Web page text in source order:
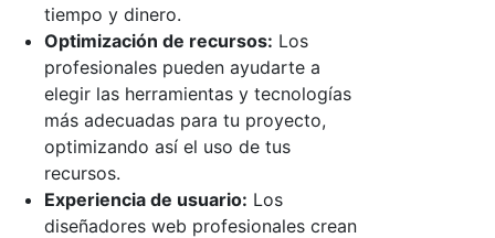
tiempo y dinero.
Optimización de recursos: Los
profesionales pueden ayudarte a
elegir las herramientas y tecnologías
más adecuadas para tu proyecto,
optimizando así el uso de tus
recursos.
Experiencia de usuario: Los
diseñadores web profesionales crean